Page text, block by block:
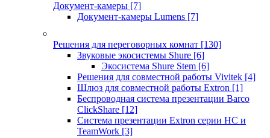
Документ-камеры [7]
Документ-камеры Lumens [7]
Решения для переговорных комнат [130]
Звуковые экосистемы Shure [6]
Экосистема Shure Stem [6]
Решения для совместной работы Vivitek [4]
Шлюз для совместной работы Extron [1]
Беспроводная система презентации Barco
ClickShare [12]
Система презентации Extron серии HC и
TeamWork [3]